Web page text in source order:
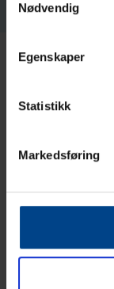
Nødvendig
Egenskaper
Statistikk
Markedsføring